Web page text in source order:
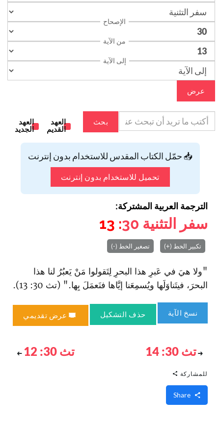
الإصحاح
من الآية
إلى الآية
عرض
بحث
العهد
القديم
العهد
الجديد
📥 حمّل الكتاب المقدس للاستخدام بدون إنترنت
تحميل للاستخدام بدون إنترنت
الترجمة العربية المشتركة:
سفر التثنية 30
: 13
تكبير الخط (+) تصغير الخط (-)
"ولا هيَ في عَبرِ هذا البحرِ لِتَقولوا مَنْ يَعبُرُ لنا هذا
البحرَ، فيتَناوَلَها ويُسمِعَنا إيَّاها فنَعمَلَ بِها." (تث 30: 13).
نسخ الآية حذف التشكيل عرض تقديمي
تث 30: 14 تث 30: 12
للمشاركة